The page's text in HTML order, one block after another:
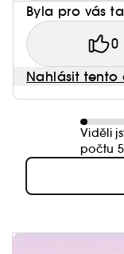
Byla pro vás
0
Nahlásit tento
Viděli
počtu